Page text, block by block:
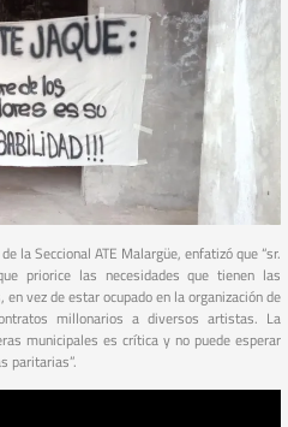
la Seccional ATE Malargüe, enfatizó que “sr.
priorice las necesidades que tienen las
vez de estar ocupado en la organización de
millonarios a diversos artistas. La
municipales es crítica y no puede esperar
paritarias”.